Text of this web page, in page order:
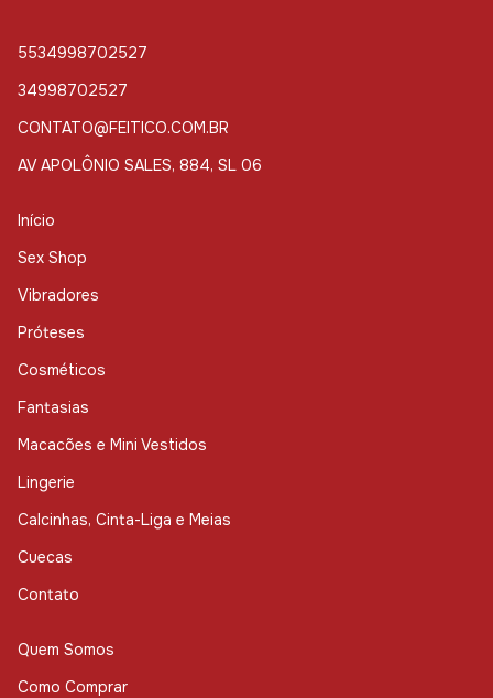
5534998702527
34998702527
CONTATO@FEITICO.COM.BR
AV APOLÔNIO SALES, 884, SL 06
Início
Sex Shop
Vibradores
Próteses
Cosméticos
Fantasias
Macacões e Mini Vestidos
Lingerie
Calcinhas, Cinta-Liga e Meias
Cuecas
Contato
Quem Somos
Como Comprar